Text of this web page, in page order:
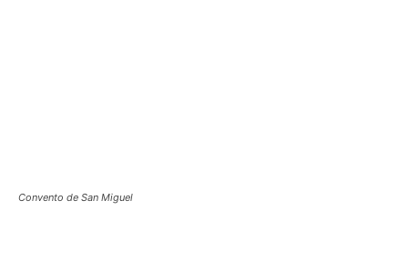
Convento de San Miguel